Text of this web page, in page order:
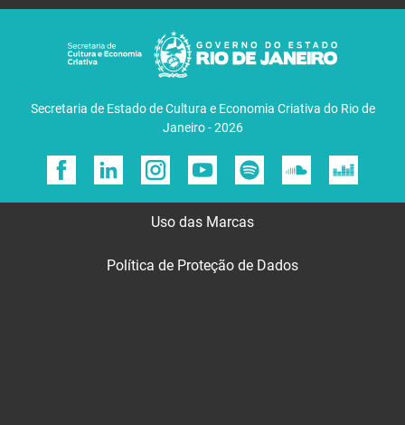
Secretaria de Estado de Cultura e Economia Criativa do Rio de
Janeiro - 2026
Uso das Marcas
Política de Proteção de Dados